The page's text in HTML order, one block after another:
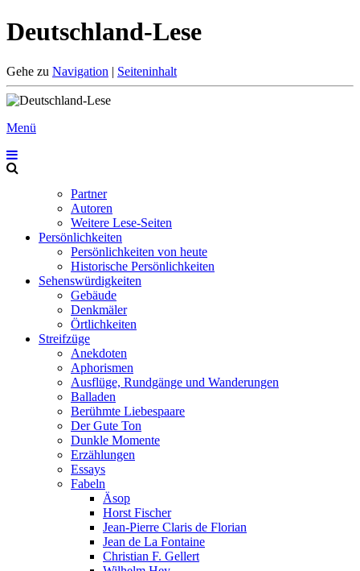
Deutschland-Lese
Gehe zu Navigation | Seiteninhalt
Menü
Partner
Autoren
Weitere Lese-Seiten
Persönlichkeiten
Persönlichkeiten von heute
Historische Persönlichkeiten
Sehenswürdigkeiten
Gebäude
Denkmäler
Örtlichkeiten
Streifzüge
Anekdoten
Aphorismen
Ausflüge, Rundgänge und Wanderungen
Balladen
Berühmte Liebespaare
Der Gute Ton
Dunkle Momente
Erzählungen
Essays
Fabeln
Äsop
Horst Fischer
Jean-Pierre Claris de Florian
Jean de La Fontaine
Christian F. Gellert